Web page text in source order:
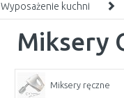
Wyposażenie kuchni
Miksery
Miksery ręczne